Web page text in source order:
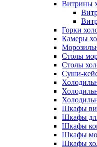
Витрины
Горки
Камеры
Столы
Столы
Суши-
Шкафы
Шкафы
Шкафы
Шкафы
Шкафы